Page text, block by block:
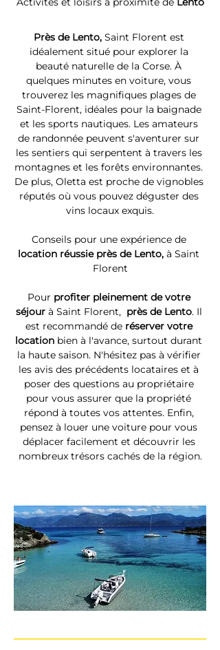
Près de Lento, Saint Florent est
idéalement situé pour explorer la
beauté naturelle de la Corse. À
quelques minutes en voiture, vous
trouverez les magnifiques plages de
Saint-Florent, idéales pour la baignade
et les sports nautiques. Les amateurs
de randonnée peuvent s'aventurer sur
les sentiers qui serpentent à travers les
montagnes et les forêts environnantes.
De plus, Oletta est proche de vignobles
réputés où vous pouvez déguster des
vins locaux exquis.
Conseils pour une expérience de
location réussie près de Lento, à Saint
Florent
Pour profiter pleinement de votre
séjour à Saint Florent, près de Lento. Il
est recommandé de réserver votre
location bien à l'avance, surtout durant
la haute saison. N'hésitez pas à vérifier
les avis des précédents locataires et à
poser des questions au propriétaire
pour vous assurer que la propriété
répond à toutes vos attentes. Enfin,
pensez à louer une voiture pour vous
déplacer facilement et découvrir les
nombreux trésors cachés de la région.